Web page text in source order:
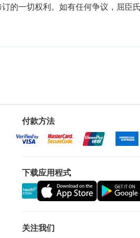
的一切权利。如有任何争议，屈臣
付款方法
下载应用程式
关注我们